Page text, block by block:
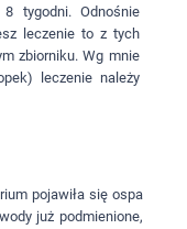
tygodni. Odnośnie
leczenie to z tych
zbiorniku. Wg mnie
leczenie należy
pojawiła się ospa
już podmienione,